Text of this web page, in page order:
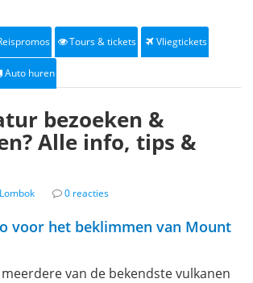
Tours & tickets Vliegtickets
Auto huren
bezoeken &
Alle info, tips &
0 reacties
voor het beklimmen van Mount
van de bekendste vulkanen